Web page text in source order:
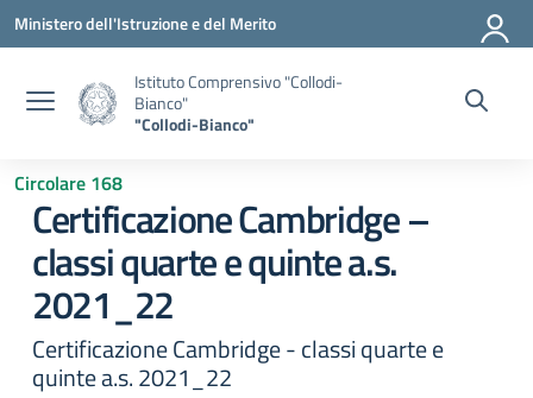
Vai ai contenuti
Vai al menu di navigazione
Vai al footer
Ministero dell'Istruzione e del Merito
Istituto Comprensivo "Collodi-
Bianco"
"Collodi-Bianco"
Circolare 168
Certificazione Cambridge –
classi quarte e quinte a.s.
2021_22
Certificazione Cambridge - classi quarte e
quinte a.s. 2021_22